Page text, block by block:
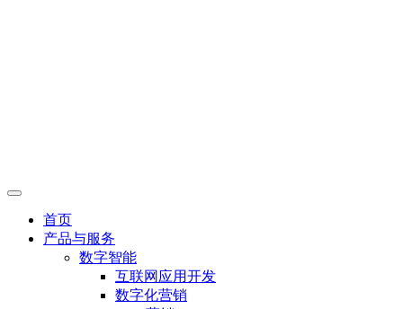
首页
产品与服务
数字智能
互联网应用开发
数字化营销